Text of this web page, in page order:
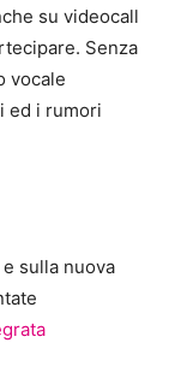
su videocall
Senza
vocale
ed i rumori
e sulla nuova